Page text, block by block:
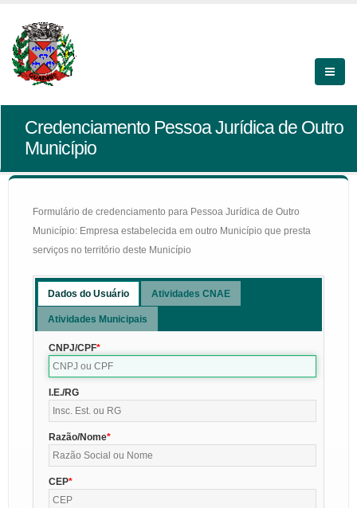
Credenciamento Pessoa Jurídica de Outro
Município
Formulário de credenciamento para Pessoa Jurídica de Outro
Município: Empresa estabelecida em outro Município que presta
serviços no território deste Município
Dados do Usuário Atividades CNAE
Atividades Municipais
CNPJ/CPF
I.E./RG
Razão/Nome
CEP